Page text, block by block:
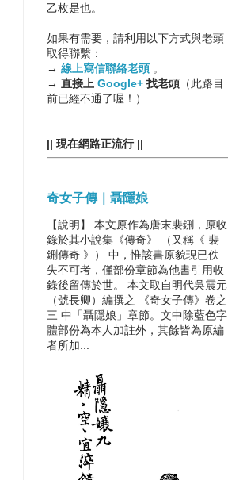
乙枚是也。
如果有需要，請利用以下方式與老頭
取得聯繫：
→ 線上寫信聯絡老頭 。
→ 直接上 Google+ 找老頭 （此路目
前已經不通了喔！）
|| 現在網路正流行 ||
奇女子傳｜聶隱娘
【說明】 本文原作為唐末裴鉶，原收
錄於其小說集《傳奇》 （又稱《 裴
鉶傳奇 》） 中，惟該書原貌現已佚
失不可考，僅部份章節為他書引用收
錄後留傳於世。 本文取自明代吳震元
（號長卿）編撰之 《奇女子傳》卷之
三 中「聶隱娘」章節。文中除藍色字
體部份為本人加註外，其餘皆為原編
者所加...